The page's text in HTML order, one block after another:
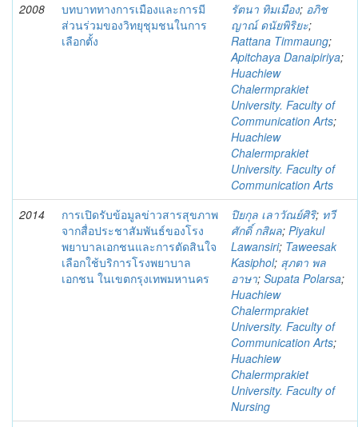
2008
บทบาททางการเมืองและการมี
ส่วนร่วมของวิทยุชุมชนในการ
เลือกตั้ง
รัตนา ทิมเมือง; อภิช
ญาณ์ ดนัยพิริยะ;
Rattana Timmaung;
Apitchaya Danaipiriya;
Huachiew
Chalermprakiet
University. Faculty of
Communication Arts;
Huachiew
Chalermprakiet
University. Faculty of
Communication Arts
2014
การเปิดรับข้อมูลข่าวสารสุขภาพ
จากสื่อประชาสัมพันธ์ของโรง
พยาบาลเอกชนและการตัดสินใจ
เลือกใช้บริการโรงพยาบาล
เอกชน ในเขตกรุงเทพมหานคร
ปิยกุล เลาวัณย์ศิริ; ทวี
ศักดิ์ กสิผล; Piyakul
Lawansiri; Taweesak
Kasiphol; สุภตา พล
อาษา; Supata Polarsa;
Huachiew
Chalermprakiet
University. Faculty of
Communication Arts;
Huachiew
Chalermprakiet
University. Faculty of
Nursing